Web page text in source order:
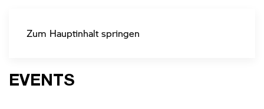
Zum Hauptinhalt springen
EVENTS